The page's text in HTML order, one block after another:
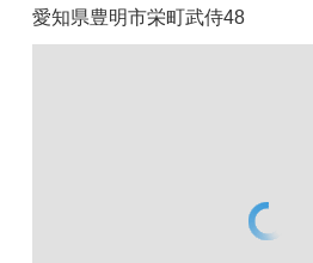
愛知県豊明市栄町武侍48